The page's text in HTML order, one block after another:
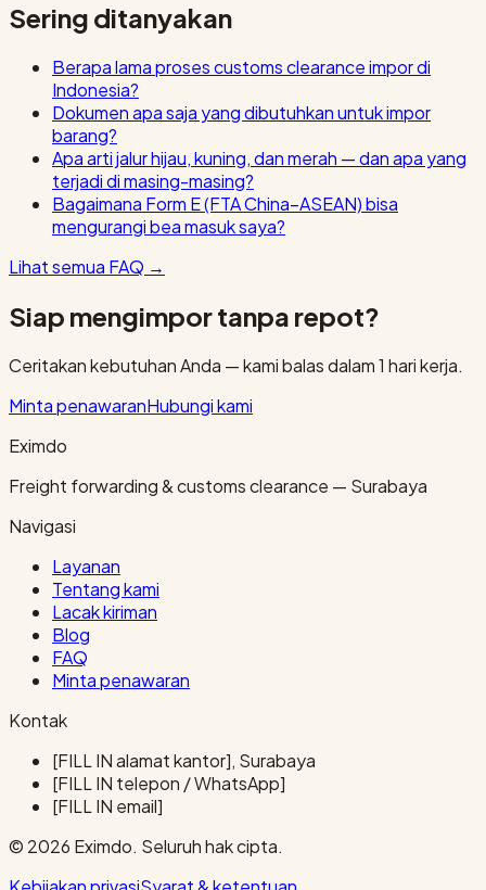
Sering ditanyakan
Berapa lama proses customs clearance impor di
Indonesia?
Dokumen apa saja yang dibutuhkan untuk impor
barang?
Apa arti jalur hijau, kuning, dan merah — dan apa yang
terjadi di masing-masing?
Bagaimana Form E (FTA China–ASEAN) bisa
mengurangi bea masuk saya?
Lihat semua FAQ →
Siap mengimpor tanpa repot?
Ceritakan kebutuhan Anda — kami balas dalam 1 hari kerja.
Minta penawaranHubungi kami
Eximdo
Freight forwarding & customs clearance — Surabaya
Navigasi
Layanan
Tentang kami
Lacak kiriman
Blog
FAQ
Minta penawaran
Kontak
[FILL IN alamat kantor], Surabaya
[FILL IN telepon / WhatsApp]
[FILL IN email]
© 2026 Eximdo. Seluruh hak cipta.